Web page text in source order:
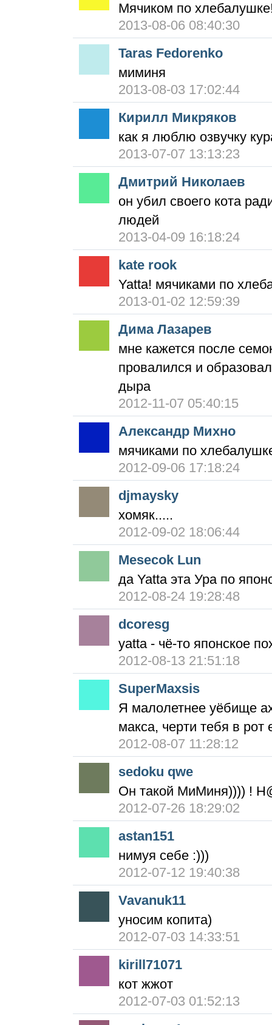
Мячиком по
2013-08-06 08:40:30
Taras Fedorenko
миминя
2013-08-03 17:02:44
Кирилл Микряков
как я люблю озвучку
2013-07-07 13:13:23
Дмитрий Николаев
он убил своего кота
людей
2013-04-09 16:18:24
kate rook
Yatta! мячиками по
2013-01-02 12:59:39
Дима Лазарев
мне кажется после
провалился и
дыра
2012-11-07 05:40:15
Александр Михно
мячиками по
2012-09-06 17:18:24
djmaysky
хомяк.....
2012-09-02 18:06:44
Mesecok Lun
да Yatta эта Ура по
2012-08-24 19:28:48
dcoresg
yatta - чё-то японское
2012-08-13 21:51:18
SuperMaxsis
Я малолетнее уёбище
макса, черти тебя в рот
2012-08-07 11:28:12
sedoku qwe
Он такой МиМиня)))) !
2012-07-26 18:29:02
astan151
нимуя себе :)))
2012-07-12 19:40:38
Vavanuk11
уносим копита)
2012-07-03 14:33:51
kirill71071
кот жжот
2012-07-03 01:52:13